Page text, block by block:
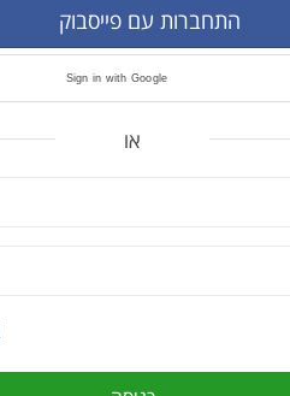
התחברות עם פייסבוק
Sign in with Google
או